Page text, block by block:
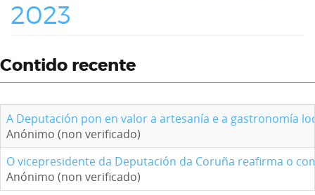
2023
Contido recente
A Deputación pon en valor a artesanía e a gastronomía
Anónimo (non verificado)
O vicepresidente da Deputación da Coruña reafirma o
Anónimo (non verificado)